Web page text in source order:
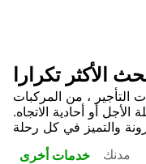
الأكثر تكرارا
، من المركبات
الأجل أو أحادية الاتجاه.
خدمات أخرى
مدنك